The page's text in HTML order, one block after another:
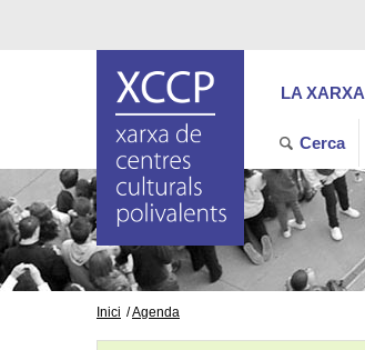
LA XARXA
Cerca
Inici Agenda